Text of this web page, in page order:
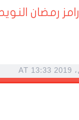
رامز رمضان